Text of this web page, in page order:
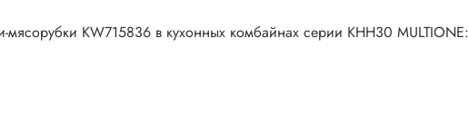
мясорубки KW715836 в кухонных комбайнах серии KHH30 MULTIONE: